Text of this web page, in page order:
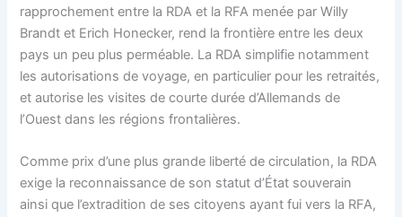
rapprochement entre la RDA et la RFA menée par Willy
Brandt et Erich Honecker, rend la frontière entre les deux
pays un peu plus perméable. La RDA simplifie notamment
les autorisations de voyage, en particulier pour les retraités,
et autorise les visites de courte durée d’Allemands de
l’Ouest dans les régions frontalières.
Comme prix d’une plus grande liberté de circulation, la RDA
exige la reconnaissance de son statut d’État souverain
ainsi que l’extradition de ses citoyens ayant fui vers la RFA,